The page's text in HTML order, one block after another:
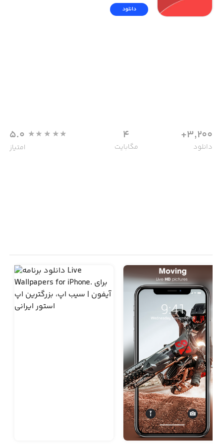
دانلود
3,200+
دانلود
4
مگابایت
5.0
امتیاز